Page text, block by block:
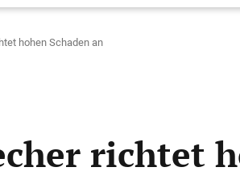
hohen Schaden an
richtet